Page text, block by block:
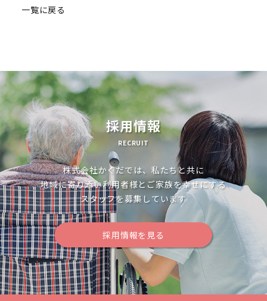
ナ
ー
シ
ョ
ン
一覧に戻る
採用情報
RECRUIT
株式会社かくだでは、私たちと共に
地域に寄り添い利用者様とご家族を幸せにする
スタッフを募集しています
採用情報を見る